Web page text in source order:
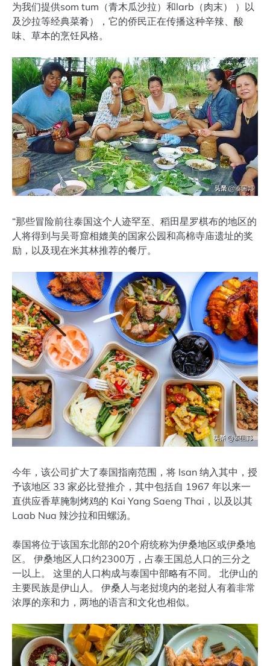
为我们提供som tum（青木瓜沙拉）和larb（肉末） ）以
及沙拉等经典菜肴），它的侨民正在传播这种辛辣、酸
味、草本的烹饪风格。
“那些冒险前往泰国这个人迹罕至、稻田星罗棋布的地区的
人将得到与吴哥窟相媲美的国家公园和高棉寺庙遗址的奖
励，以及现在米其林推荐的餐厅。
今年，该公司扩大了泰国指南范围，将 Isan 纳入其中，授
予该地区 33 家必比登推介，其中包括自 1967 年以来一
直供应香草腌制烤鸡的 Kai Yang Saeng Thai，以及以其
Laab Nua 辣沙拉和田螺汤。
泰国将位于该国东北部的20个府统称为伊桑地区或伊桑地
区。 伊桑地区人口约2300万，占泰王国总人口的三分之
一以上。 这里的人口构成与泰国中部略有不同。 北伊山的
主要民族是伊山人。 伊桑人与老挝境内的老挝人有着非常
浓厚的亲和力，两地的语言和文化也相似。